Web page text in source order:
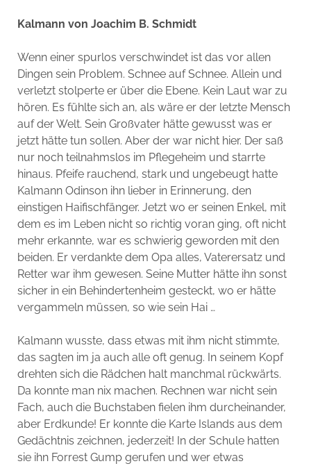
Kalmann von Joachim B. Schmidt
Wenn einer spurlos verschwindet ist das vor allen
Dingen sein Problem. Schnee auf Schnee. Allein und
verletzt stolperte er über die Ebene. Kein Laut war zu
hören. Es fühlte sich an, als wäre er der letzte Mensch
auf der Welt. Sein Großvater hätte gewusst was er
jetzt hätte tun sollen. Aber der war nicht hier. Der saß
nur noch teilnahmslos im Pflegeheim und starrte
hinaus. Pfeife rauchend, stark und ungebeugt hatte
Kalmann Odinson ihn lieber in Erinnerung, den
einstigen Haifischfänger. Jetzt wo er seinen Enkel, mit
dem es im Leben nicht so richtig voran ging, oft nicht
mehr erkannte, war es schwierig geworden mit den
beiden. Er verdankte dem Opa alles, Vaterersatz und
Retter war ihm gewesen. Seine Mutter hätte ihn sonst
sicher in ein Behindertenheim gesteckt, wo er hätte
vergammeln müssen, so wie sein Hai …
Kalmann wusste, dass etwas mit ihm nicht stimmte,
das sagten im ja auch alle oft genug. In seinem Kopf
drehten sich die Rädchen halt manchmal rückwärts.
Da konnte man nix machen. Rechnen war nicht sein
Fach, auch die Buchstaben fielen ihm durcheinander,
aber Erdkunde! Er konnte die Karte Islands aus dem
Gedächtnis zeichnen, jederzeit! In der Schule hatten
sie ihn Forrest Gump gerufen und wer etwas